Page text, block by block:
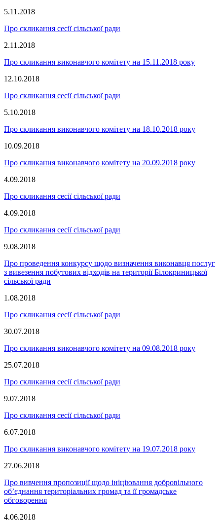
5.11.2018
Про скликання сесії сільської ради
2.11.2018
Про скликання виконавчого комітету на 15.11.2018 року
12.10.2018
Про скликання сесії сільської ради
5.10.2018
Про скликання виконавчого комітету на 18.10.2018 року
10.09.2018
Про скликання виконавчого комітету на 20.09.2018 року
4.09.2018
Про скликання сесії сільської ради
4.09.2018
Про скликання сесії сільської ради
9.08.2018
Про проведення конкурсу щодо визначення виконавця послуг
з вивезення побутових відходів на території Білокриницької
сільської ради
1.08.2018
Про скликання сесії сільської ради
30.07.2018
Про скликання виконавчого комітету на 09.08.2018 року
25.07.2018
Про скликання сесії сільської ради
9.07.2018
Про скликання сесії сільської ради
6.07.2018
Про скликання виконавчого комітету на 19.07.2018 року
27.06.2018
Про вивчення пропозиції щодо ініціювання добровільного
об’єднання територіальних громад та її громадське
обговорення
4.06.2018